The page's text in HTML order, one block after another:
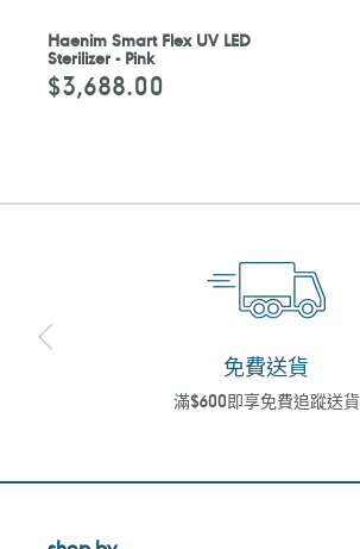
Haenim Smart Flex UV LED
Sterilizer - Pink
定
價
$3,688.00
免費送貨
滿$600即享免費追蹤送貨